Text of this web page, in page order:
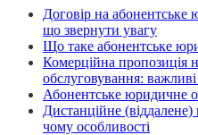
Договір на абонентське
що звернути увагу
Що таке абонентське
Комерційна пропозиція
обслуговування:
Абонентське юридичне
Дистанційне
чому особливості